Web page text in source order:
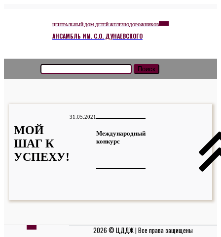
ЦЕНТРАЛЬНЫЙ ДОМ ДЕТЕЙ ЖЕЛЕЗНОДОРОЖНИКОВ
АНСАМБЛЬ ИМ. С.О. ДУНАЕВСКОГО
Найти:
МОЙ
ШАГ К
УСПЕХУ!
31.05.2021
Международный
конкурс
2026 © ЦДДЖ | Все права защищены